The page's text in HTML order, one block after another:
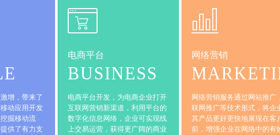
发
移动应用
MOBILE
移动智能终端用户激增，带来了
广阔的商业契机。移动应用开发
服务，为企业深度挖掘移动流
量，转流量为消费提供了有力支
WAP手机网站
小程序
电商平台
BUSINESS
电商平台开发，为电商企业打开
互联网营销新渠道，利用平台的
数字化信息网络，企业可实现线
上交易运营，获得更广阔的商业